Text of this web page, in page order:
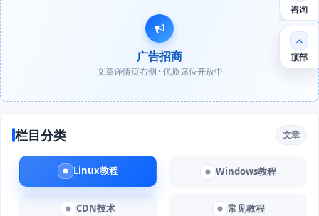
广告招商
文章详情页右侧 · 优质席位开放中
栏目分类 文章
Linux教程 Windows教程
CDN技术 常见教程
咨询
顶部